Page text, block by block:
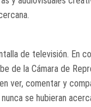
de televisión.
de la Cámara de
ver, comentar y
se hubieran